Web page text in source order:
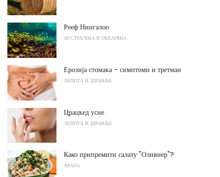
Рееф Нингалоо
АУСТРАЛИЈА И ОКЕАНИЈА
Ерозија стомака - симптоми и третман
ЛЕПОТА И ЗДРАВЉЕ
Црацкед усне
ЛЕПОТА И ЗДРАВЉЕ
Како припремити салату "Оливиер"?
ХРАНА